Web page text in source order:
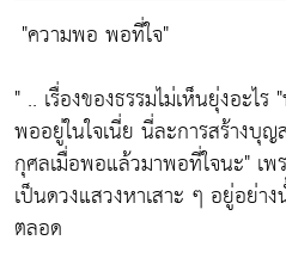
"ความพอ พอที่ใจ"
" .. เรื่องของธรรมไม่เห็นยุ่งอะไร
พออยู่ในใจเนี่ย นี่ละการสร้างบุญ
กุศลเมื่อพอแล้วมาพอที่ใจนะ" เพ
เป็นดวงแสวงหาเสาะ ๆ อยู่อย่า
ตลอด